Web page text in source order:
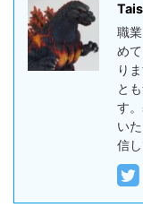
職
め
り
と
す
い
信